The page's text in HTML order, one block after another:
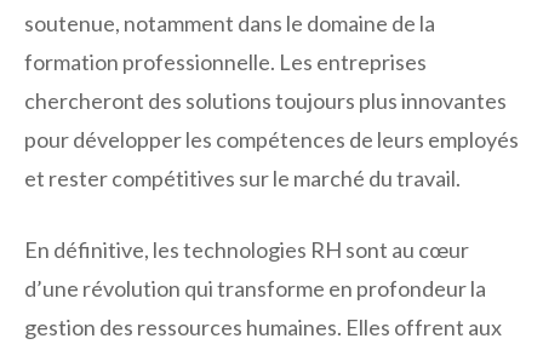
soutenue, notamment dans le domaine de la
formation professionnelle. Les entreprises
chercheront des solutions toujours plus innovantes
pour développer les compétences de leurs employés
et rester compétitives sur le marché du travail.
En définitive, les technologies RH sont au cœur
d’une révolution qui transforme en profondeur la
gestion des ressources humaines. Elles offrent aux